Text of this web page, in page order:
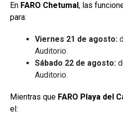
En FARO Chetumal , las
para:
Viernes 21 de agosto:
Auditorio.
Sábado 22 de agosto:
Auditorio.
Mientras que FARO Playa del
el: